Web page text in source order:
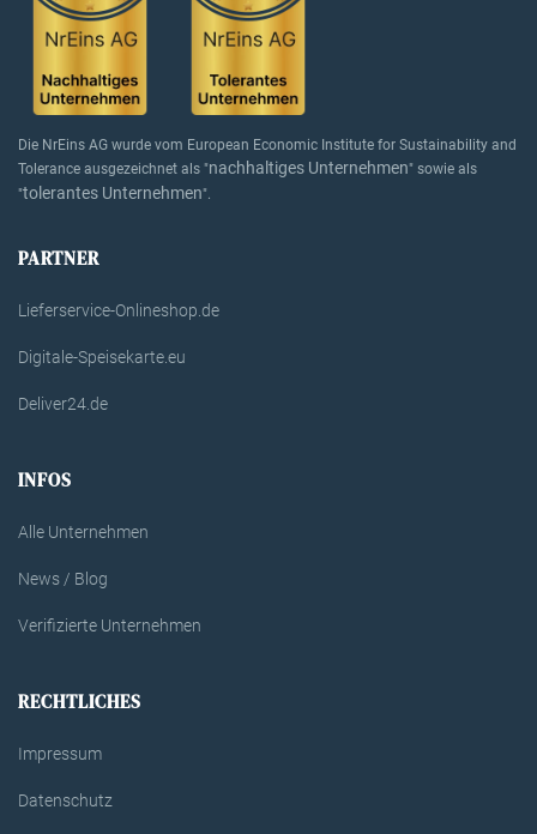
Die NrEins AG wurde vom European Economic Institute for Sustainability and
Tolerance ausgezeichnet als "nachhaltiges Unternehmen" sowie als
"tolerantes Unternehmen".
PARTNER
Lieferservice-Onlineshop.de
Digitale-Speisekarte.eu
Deliver24.de
INFOS
Alle Unternehmen
News / Blog
Verifizierte Unternehmen
RECHTLICHES
Impressum
Datenschutz